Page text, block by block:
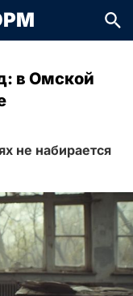
в Омской
не набирается